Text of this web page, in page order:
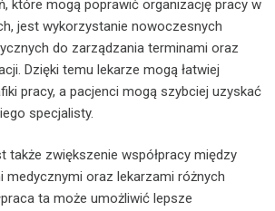
które mogą poprawić organizację pracy w
jest wykorzystanie nowoczesnych
do zarządzania terminami oraz
Dzięki temu lekarze mogą łatwiej
pracy, a pacjenci mogą szybciej uzyskać
specjalisty.
także zwiększenie współpracy między
medycznymi oraz lekarzami różnych
ta może umożliwić lepsze